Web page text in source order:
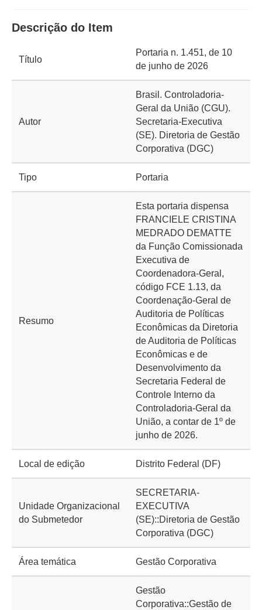
Descrição do Item
Título
Portaria n. 1.451, de 10
de junho de 2026
Autor
Brasil. Controladoria-
Geral da União (CGU).
Secretaria-Executiva
(SE). Diretoria de Gestão
Corporativa (DGC)
Tipo Portaria
Resumo
Esta portaria dispensa
FRANCIELE CRISTINA
MEDRADO DEMATTE
da Função Comissionada
Executiva de
Coordenadora-Geral,
código FCE 1.13, da
Coordenação-Geral de
Auditoria de Políticas
Econômicas da Diretoria
de Auditoria de Políticas
Econômicas e de
Desenvolvimento da
Secretaria Federal de
Controle Interno da
Controladoria-Geral da
União, a contar de 1º de
junho de 2026.
Local de edição Distrito Federal (DF)
Unidade Organizacional
do Submetedor
SECRETARIA-
EXECUTIVA
(SE)::Diretoria de Gestão
Corporativa (DGC)
Área temática Gestão Corporativa
Gestão
Corporativa::Gestão de